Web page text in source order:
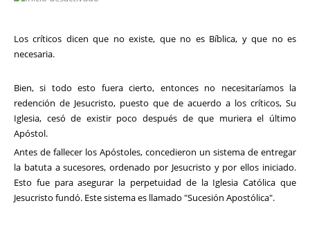
Los críticos dicen que no existe, que no es Bíblica, y que no es
necesaria.
Bien, si todo esto fuera cierto, entonces no necesitaríamos la
redención de Jesucristo, puesto que de acuerdo a los críticos, Su
Iglesia, cesó de existir poco después de que muriera el último
Apóstol.
Antes de fallecer los Apóstoles, concedieron un sistema de entregar
la batuta a sucesores, ordenado por Jesucristo y por ellos iniciado.
Esto fue para asegurar la perpetuidad de la Iglesia Católica que
Jesucristo fundó. Este sistema es llamado "Sucesión Apostólica".